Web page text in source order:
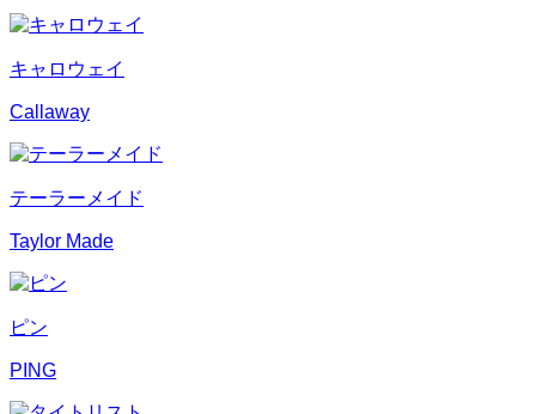
キャロウェイ
Callaway
テーラーメイド
Taylor Made
ピン
PING